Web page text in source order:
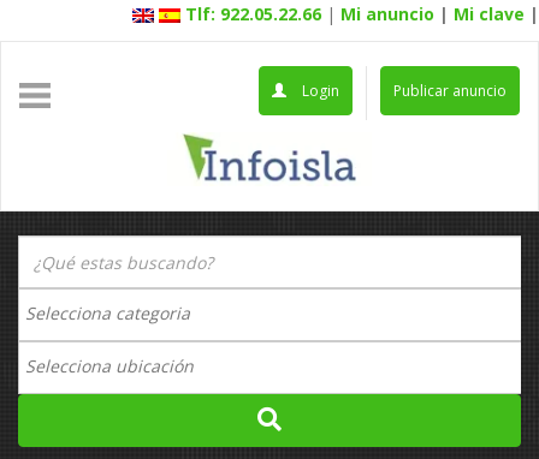
Tlf: 922.05.22.66 | Mi anuncio | Mi clave |
Publicar anuncio
Login